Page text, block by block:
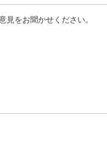
をお聞かせください。